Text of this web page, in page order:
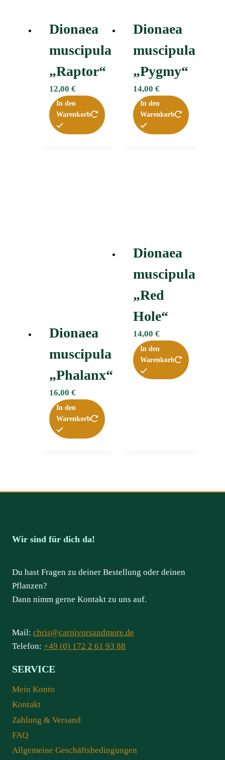
Dionaea
muscipula
„Raptor“
12,00 €
In den
Warenkorb
Dionaea
muscipula
„Pygmy“
14,00 €
In den
Warenkorb
Dionaea
muscipula
„Phalanx“
16,00 €
In den
Warenkorb
Dionaea
muscipula
„Red
Hole“
14,00 €
In den
Warenkorb
Wir sind für dich da!
Du hast Fragen zu deiner Bestellung oder deinen
Pflanzen?
Dann nimm gerne Kontakt zu uns auf.
Mail: chris@carnivorsandmore.de
Telefon: +49 (0) 172 2 61 93 88
SERVICE
Mein Konto
Kontakt
Zahlung & Versand
FAQ
Allgemeine Geschäftsbedingungen